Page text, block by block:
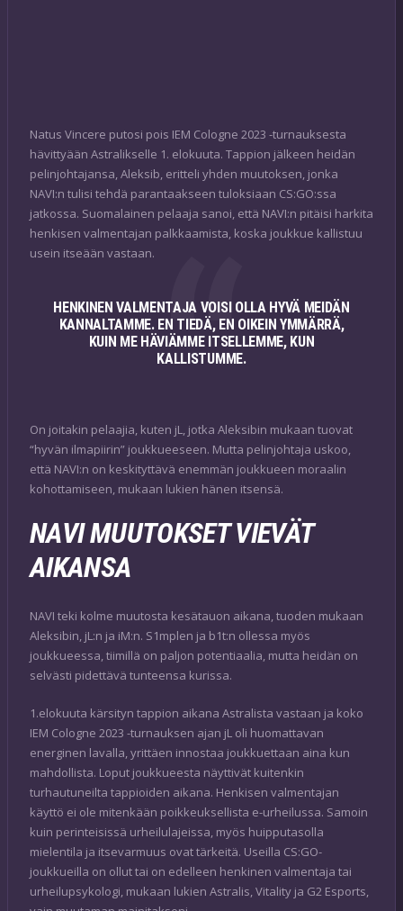
Natus Vincere putosi pois IEM Cologne 2023 -turnauksesta
hävittyään Astralikselle 1. elokuuta. Tappion jälkeen heidän
pelinjohtajansa, Aleksib, eritteli yhden muutoksen, jonka
NAVI:n tulisi tehdä parantaakseen tuloksiaan CS:GO:ssa
jatkossa. Suomalainen pelaaja sanoi, että NAVI:n pitäisi harkita
henkisen valmentajan palkkaamista, koska joukkue kallistuu
usein itseään vastaan.
HENKINEN VALMENTAJA VOISI OLLA HYVÄ MEIDÄN
KANNALTAMME. EN TIEDÄ, EN OIKEIN YMMÄRRÄ,
KUIN ME HÄVIÄMME ITSELLEMME, KUN
KALLISTUMME.
On joitakin pelaajia, kuten jL, jotka Aleksibin mukaan tuovat
“hyvän ilmapiirin” joukkueeseen. Mutta pelinjohtaja uskoo,
että NAVI:n on keskityttävä enemmän joukkueen moraalin
kohottamiseen, mukaan lukien hänen itsensä.
NAVI MUUTOKSET VIEVÄT
AIKANSA
NAVI teki kolme muutosta kesätauon aikana, tuoden mukaan
Aleksibin, jL:n ja iM:n. S1mplen ja b1t:n ollessa myös
joukkueessa, tiimillä on paljon potentiaalia, mutta heidän on
selvästi pidettävä tunteensa kurissa.
1.elokuuta kärsityn tappion aikana Astralista vastaan ja koko
IEM Cologne 2023 -turnauksen ajan jL oli huomattavan
energinen lavalla, yrittäen innostaa joukkuettaan aina kun
mahdollista. Loput joukkueesta näyttivät kuitenkin
turhautuneilta tappioiden aikana. Henkisen valmentajan
käyttö ei ole mitenkään poikkeuksellista e-urheilussa. Samoin
kuin perinteisissä urheilulajeissa, myös huipputasolla
mielentila ja itsevarmuus ovat tärkeitä. Useilla CS:GO-
joukkueilla on ollut tai on edelleen henkinen valmentaja tai
urheilupsykologi, mukaan lukien Astralis, Vitality ja G2 Esports,